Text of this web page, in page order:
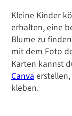
Kleine Kinder
erhalten, eine
Blume zu
mit dem Foto
Karten kannst
Canva
kleben.